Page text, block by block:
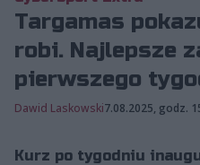
Targamas
robi. Najlepsze
pierwszego
Dawid Laskowski7.08.2025, godz.
Kurz po tygodniu